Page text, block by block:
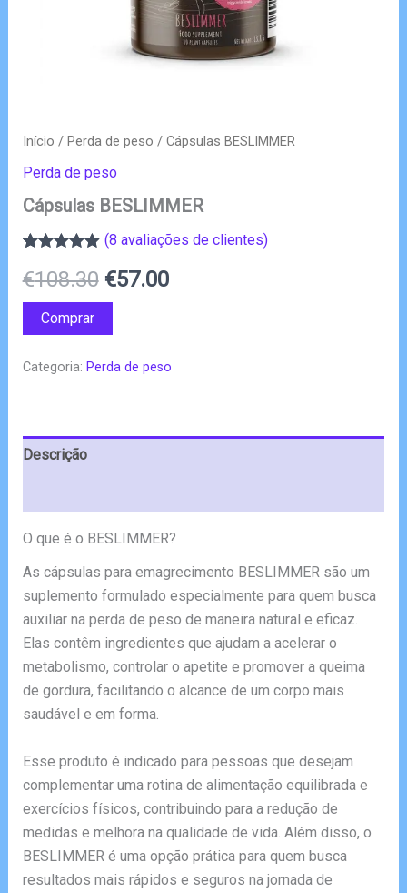
Início / Perda de peso / Cápsulas BESLIMMER
Perda de peso
Cápsulas BESLIMMER
com4.88 em
5 com base
em
classificações
de clientes
(8 avaliações de clientes)
€108.30 O
original
€57.00O
atual
Comprar
Categoria: Perda de peso
Descrição
O que é o BESLIMMER?
As cápsulas para emagrecimento BESLIMMER são um
suplemento formulado especialmente para quem busca
auxiliar na perda de peso de maneira natural e eficaz.
Elas contêm ingredientes que ajudam a acelerar o
metabolismo, controlar o apetite e promover a queima
de gordura, facilitando o alcance de um corpo mais
saudável e em forma.
Esse produto é indicado para pessoas que desejam
complementar uma rotina de alimentação equilibrada e
exercícios físicos, contribuindo para a redução de
medidas e melhora na qualidade de vida. Além disso, o
BESLIMMER é uma opção prática para quem busca
resultados mais rápidos e seguros na jornada de